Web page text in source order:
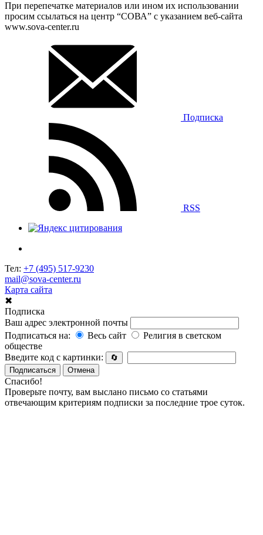
При перепечатке материалов или ином их использовании
просим ссылаться на центр “СОВА” с указанием веб-сайта
www.sova-center.ru
Подписка
RSS
Тел: +7 (495) 517-9230
mail@sova-center.ru
Карта сайта
✖
Подписка
Ваш адрес электронной почты
Подписаться на:
Весь сайт
Религия в светском
обществе
Введите код с картинки:
🔄
Подписаться
Отмена
Спасибо!
Проверьте почту, вам выслано письмо со статьями
отвечающим критериям подписки за последние трое суток.